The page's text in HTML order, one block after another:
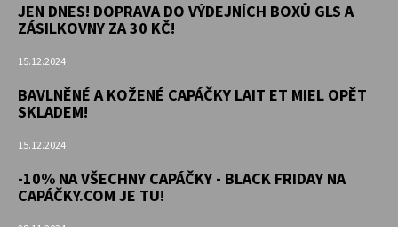
JEN DNES! DOPRAVA DO VÝDEJNÍCH BOXŮ GLS A
ZÁSILKOVNY ZA 30 KČ!
15.12.2024
BAVLNĚNÉ A KOŽENÉ CAPÁČKY LAIT ET MIEL OPĚT
SKLADEM!
15.12.2024
-10% NA VŠECHNY CAPÁČKY - BLACK FRIDAY NA
CAPÁČKY.COM JE TU!